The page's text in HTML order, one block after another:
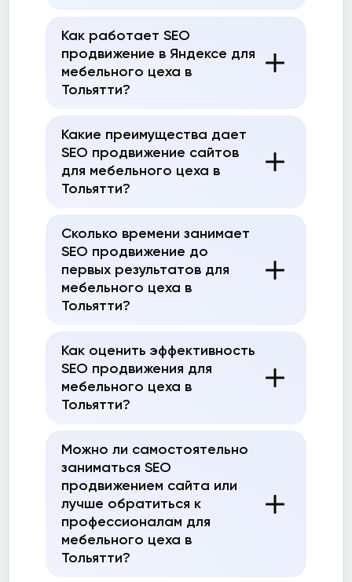
Как работает SEO
продвижение в Яндексе для
мебельного цеха в
Тольятти?
Какие преимущества дает
SEO продвижение сайтов
для мебельного цеха в
Тольятти?
Сколько времени занимает
SEO продвижение до
первых результатов для
мебельного цеха в
Тольятти?
Как оценить эффективность
SEO продвижения для
мебельного цеха в
Тольятти?
Можно ли самостоятельно
заниматься SEO
продвижением сайта или
лучше обратиться к
профессионалам для
мебельного цеха в
Тольятти?